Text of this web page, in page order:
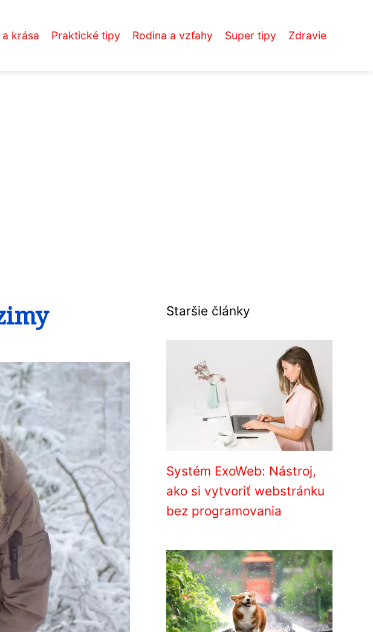
krása Praktické tipy Rodina a vzťahy Super tipy Zdravie
Staršie články
Systém ExoWeb: Nástroj,
ako si vytvoriť webstránku
bez programovania